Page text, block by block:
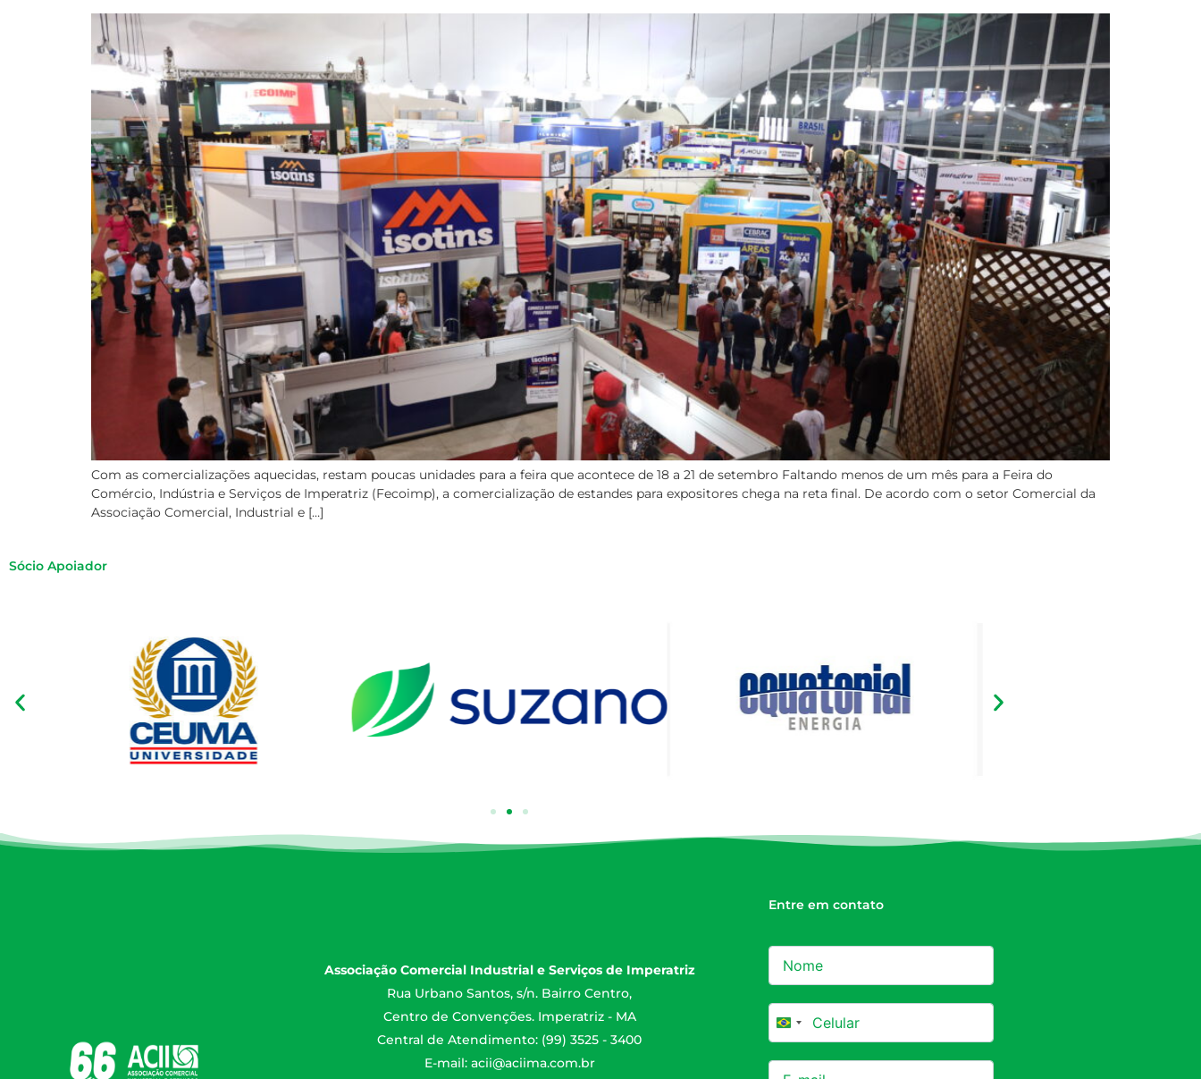
Com as comercializações aquecidas, restam poucas unidades para a feira que acontece de 18 a 21 de setembro Faltando menos de um mês para a Feira do
Comércio, Indústria e Serviços de Imperatriz (Fecoimp), a comercialização de estandes para expositores chega na reta final. De acordo com o setor Comercial da
Associação Comercial, Industrial e […]
Sócio Apoiador
Associação Comercial Industrial e Serviços de Imperatriz
Rua Urbano Santos, s/n. Bairro Centro,
Centro de Convenções. Imperatriz - MA
Central de Atendimento: (99) 3525 - 3400
E-mail: acii@aciima.com.br
Entre em contato
Brazil +55